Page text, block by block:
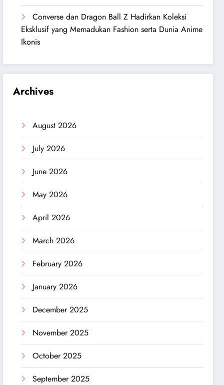
Converse dan Dragon Ball Z Hadirkan Koleksi
Eksklusif yang Memadukan Fashion serta Dunia Anime
Ikonis
Archives
August 2026
July 2026
June 2026
May 2026
April 2026
March 2026
February 2026
January 2026
December 2025
November 2025
October 2025
September 2025